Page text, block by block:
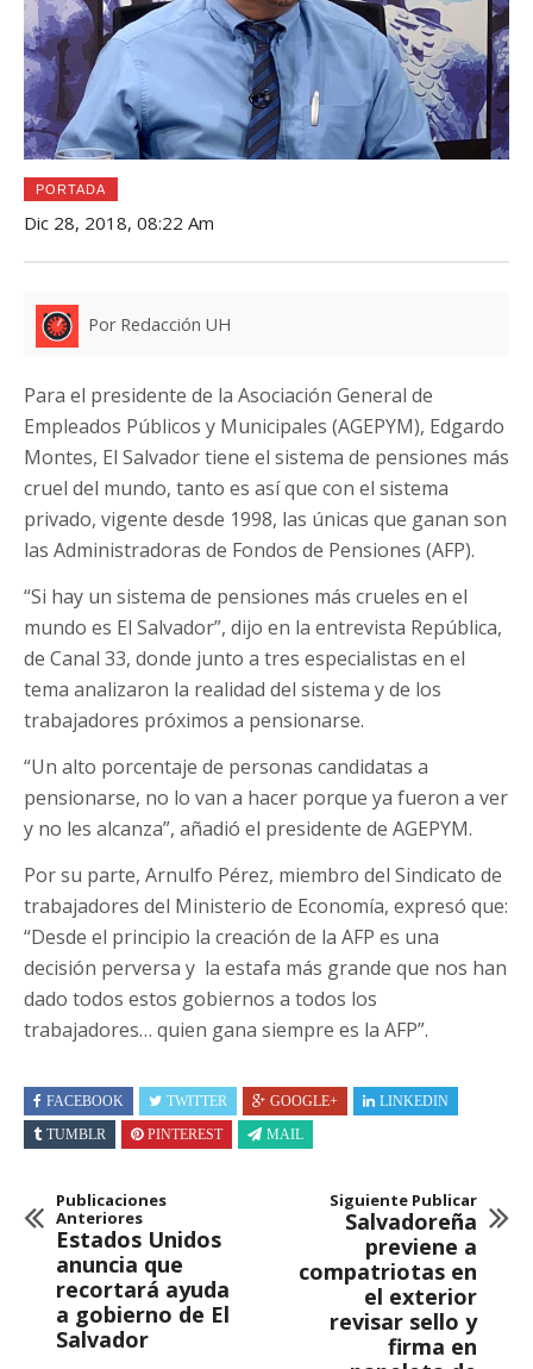
PORTADA
Dic 28, 2018, 08:22 Am
Por Redacción UH
Para el presidente de la Asociación General de
Empleados Públicos y Municipales (AGEPYM), Edgardo
Montes, El Salvador tiene el sistema de pensiones más
cruel del mundo, tanto es así que con el sistema
privado, vigente desde 1998, las únicas que ganan son
las Administradoras de Fondos de Pensiones (AFP).
“Si hay un sistema de pensiones más crueles en el
mundo es El Salvador”, dijo en la entrevista República,
de Canal 33, donde junto a tres especialistas en el
tema analizaron la realidad del sistema y de los
trabajadores próximos a pensionarse.
“Un alto porcentaje de personas candidatas a
pensionarse, no lo van a hacer porque ya fueron a ver
y no les alcanza”, añadió el presidente de AGEPYM.
Por su parte, Arnulfo Pérez, miembro del Sindicato de
trabajadores del Ministerio de Economía, expresó que:
“Desde el principio la creación de la AFP es una
decisión perversa y la estafa más grande que nos han
dado todos estos gobiernos a todos los
trabajadores… quien gana siempre es la AFP”.
FACEBOOK TWITTER GOOGLE+
LINKEDIN
TUMBLR
PINTEREST MAIL
Publicaciones
Anteriores
Estados Unidos
anuncia que
recortará ayuda
a gobierno de El
Salvador
Siguiente Publicar
Salvadoreña
previene a
compatriotas en
el exterior
revisar sello y
firma en